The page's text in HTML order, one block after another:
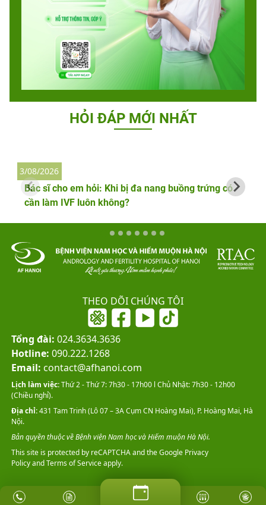
HỎI ĐÁP MỚI NHẤT
Bác sĩ cho em hỏi: Khi bị đa nang buồng trứng có
cần làm IVF luôn không?
3/08/2026
THEO DÕI CHÚNG TÔI
Tổng đài: 024.3634.3636
Hotline: 090.222.1268
Email: contact@afhanoi.com
This site is protected by reCAPTCHA and the GooglePrivacy
PolicyandTerms of Serviceapply.
Lịch làm việc:Thứ 2 - Thứ 7: 7h30 - 17h00 l Chủ Nhật: 7h30 - 12h00
(Chiều nghỉ).
Địa chỉ:431 Tam Trinh (Lô 07 – 3A Cụm CN Hoàng Mai), P. Hoàng Mai, Hà
Nội.
Bản quyền thuộc về Bệnh viện Nam học và Hiếm muộn Hà Nội.